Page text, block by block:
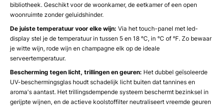
bibliotheek. Geschikt voor de woonkamer, de eetkamer of een open
woonruimte zonder geluidshinder.
De juiste temperatuur voor elke wijn: Via het touch-panel met led-
display stel je de temperatuur in tussen 5 en 18 °C, in °C of °F. Zo bewaar
je witte wijn, rode wijn en champagne elk op de ideale
serveertemperatuur.
Bescherming tegen licht, trillingen en geuren: Het dubbel geïsoleerde
UV-beschermingsglas houdt schadelijk licht buiten dat tannines en
aroma's aantast. Het trillingsdempende systeem beschermt bezinksel in
gerijpte wijnen, en de actieve koolstoffilter neutraliseert vreemde geuren